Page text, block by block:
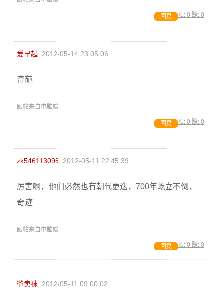
顶: 0 踩: 0
回复
爱早起 2012-05-14 23:05:06
奇葩
跟帖来自电脑端
顶: 0 踩: 0
回复
zk546113096 2012-05-11 22:45:39
厉害啊，他们必然也有朝代更迭，700年屹立不倒，
奇迹
跟帖来自电脑端
顶: 0 踩: 0
回复
爷卖袜 2012-05-11 09:00:02